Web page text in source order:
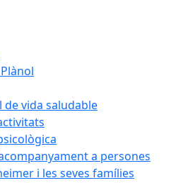
de vida saludable
a persones
i les seves famílies